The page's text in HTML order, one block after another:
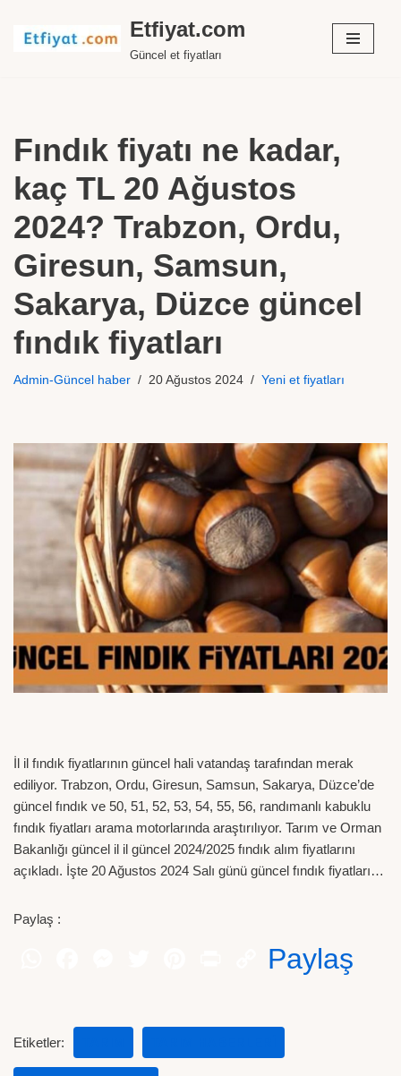
İçeriğe
Etfiyat.com
Güncel et fiyatları
Fındık fiyatı ne kadar,
kaç TL 20 Ağustos
2024? Trabzon, Ordu,
Giresun, Samsun,
Sakarya, Düzce güncel
fındık fiyatları
Admin-Güncel haber 20 Ağustos 2024 Yeni et fiyatları
İl il fındık fiyatlarının güncel hali vatandaş tarafından merak
ediliyor. Trabzon, Ordu, Giresun, Samsun, Sakarya, Düzce’de
güncel fındık ve 50, 51, 52, 53, 54, 55, 56, randımanlı kabuklu
fındık fiyatları arama motorlarında araştırılıyor. Tarım ve Orman
Bakanlığı güncel il il güncel 2024/2025 fındık alım fiyatlarını
açıkladı. İşte 20 Ağustos 2024 Salı günü güncel fındık fiyatları…
Paylaş :
Paylaş
Etiketler: